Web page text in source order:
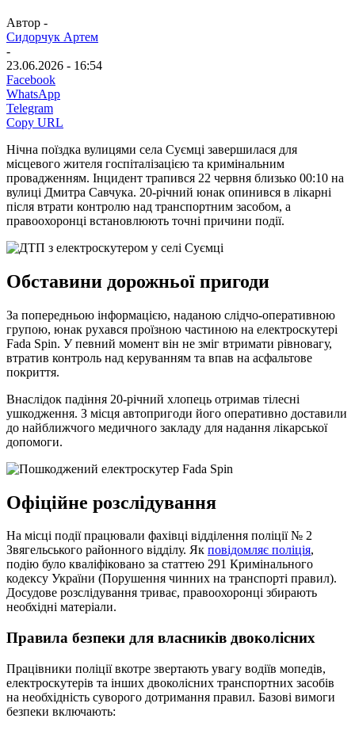
Автор -
Сидорчук Артем
-
23.06.2026 - 16:54
Facebook
WhatsApp
Telegram
Copy URL
Нічна поїздка вулицями села Суємці завершилася для
місцевого жителя госпіталізацією та кримінальним
провадженням. Інцидент трапився 22 червня близько 00:10 на
вулиці Дмитра Савчука. 20-річний юнак опинився в лікарні
після втрати контролю над транспортним засобом, а
правоохоронці встановлюють точні причини події.
Обставини дорожньої пригоди
За попередньою інформацією, наданою слідчо-оперативною
групою, юнак рухався проїзною частиною на електроскутері
Fada Spin. У певний момент він не зміг втримати рівновагу,
втратив контроль над керуванням та впав на асфальтове
покриття.
Внаслідок падіння 20-річний хлопець отримав тілесні
ушкодження. З місця автопригоди його оперативно доставили
до найближчого медичного закладу для надання лікарської
допомоги.
Офіційне розслідування
На місці події працювали фахівці відділення поліції № 2
Звягельського районного відділу. Як повідомляє поліція,
подію було кваліфіковано за статтею 291 Кримінального
кодексу України (Порушення чинних на транспорті правил).
Досудове розслідування триває, правоохоронці збирають
необхідні матеріали.
Правила безпеки для власників двоколісних
Працівники поліції вкотре звертають увагу водіїв мопедів,
електроскутерів та інших двоколісних транспортних засобів
на необхідність суворого дотримання правил. Базові вимоги
безпеки включають: